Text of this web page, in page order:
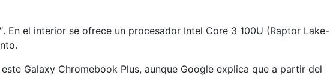
En el interior se ofrece un procesador Intel Core 3 100U (Raptor Lake-
Galaxy Chromebook Plus, aunque Google explica que a partir del